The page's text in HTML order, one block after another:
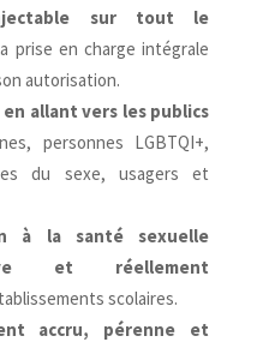
sur tout le
prise en charge intégrale
autorisation.
allant vers les publics
personnes LGBTQI+,
du sexe, usagers et
à la santé sexuelle
et réellement
scolaires.
accru, pérenne et